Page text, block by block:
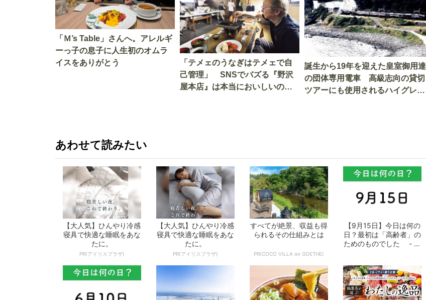
「Ｍ’s Table」さんへ。アレルギ
ーっ子の息子に人生初のオムラ
イスをありがとう
「テメェのうなぎはテメェで自
己管理」 SNSでバズる『野沢
屋本店』は本当においしいの
誕生から19年を迎えた皇室御用達
の団体専用電車 高級志向の貸切
ツアーにも使用されるハイグレー
あわせて読みたい
【大人気】ひんやり冷感
寝具で快適な睡眠をあな
たに。
PR(アイリスプラザ)
【大人気】ひんやり冷感
寝具で快適な睡眠をあな
たに。
PR(アイリスプラザ)
すべてが絶景、収益も得
られるその仕組みとは
PR(COCO VILLA on GOETHE)
【9月15日】今日は何の
日？最初は「高齢者」の
ためのものでした - お